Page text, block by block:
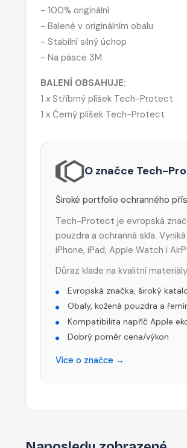
- 100% originální
- Balené v originálním obalu
- Stabilní silný úchop
- Na pásce 3M
BALENÍ OBSAHUJE:
1 x Stříbrný plíšek Tech-Protect
1 x Černý plíšek Tech-Protect
O značce Tech-
Široké portfolio ochranného
Tech-Protect je evropská
pouzdra a ochranná skla.
iPhone, iPad, Apple Watch i
Důraz klade na kvalitní
Evropská značka, široký
Obaly, kožená pouzdra a
Kompatibilita napříč Apple
Dobrý poměr cena/výkon
Více o značce →